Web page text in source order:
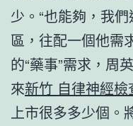
少。“也能夠，我
區，往配一個他需
的“藥事”需求，周
來新竹 自律神經檢
上市很多多少個